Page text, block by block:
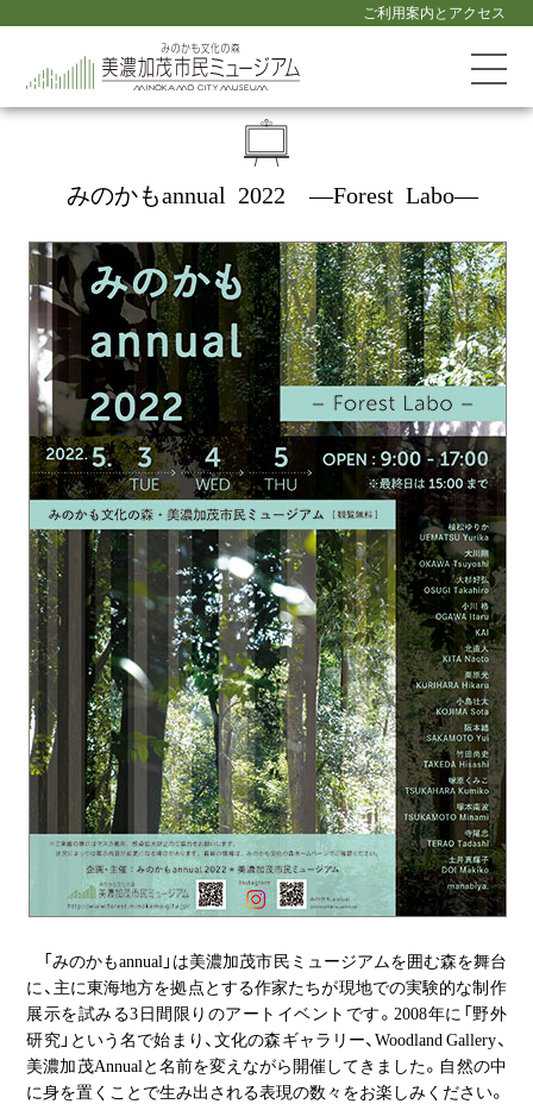
ご利用案内とアクセス
みのかもannual 2022 —Forest Labo—
「みのかもannual」は美濃加茂市民ミュージアムを囲む森を舞台
に、主に東海地方を拠点とする作家たちが現地での実験的な制作
展示を試みる3日間限りのアートイベントです。2008年に「野外
研究」という名で始まり、文化の森ギャラリー、Woodland Gallery、
美濃加茂Annualと名前を変えながら開催してきました。自然の中
に身を置くことで生み出される表現の数々をお楽しみください。